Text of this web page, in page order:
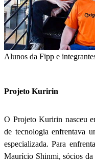
Alunos da Fipp e
Projeto Kuririn
O Projeto Kuririn nasceu
de tecnologia enfrentava
especializada. Para
Maurício Shinmi, sócios da